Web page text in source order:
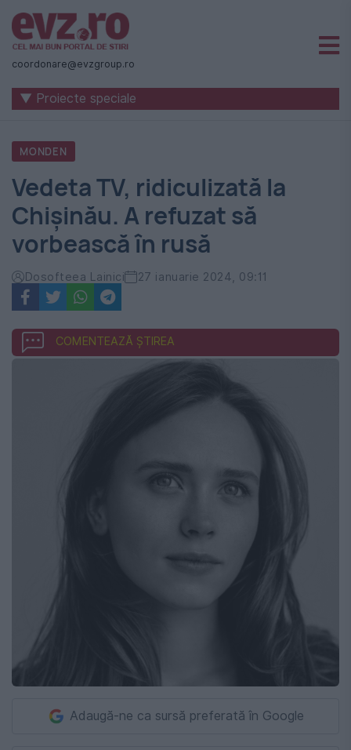
Știri
naționale
internaționale
România
-
Evenimentul
Zilei
coordonare@evzgroup.ro
▼ Proiecte speciale
MONDEN
Vedeta TV, ridiculizată la
Chișinău. A refuzat să
vorbească în rusă
Dosofteea Lainici 27 ianuarie 2024, 09:11
COMENTEAZĂ ȘTIREA
Adaugă-ne ca sursă preferată în Google